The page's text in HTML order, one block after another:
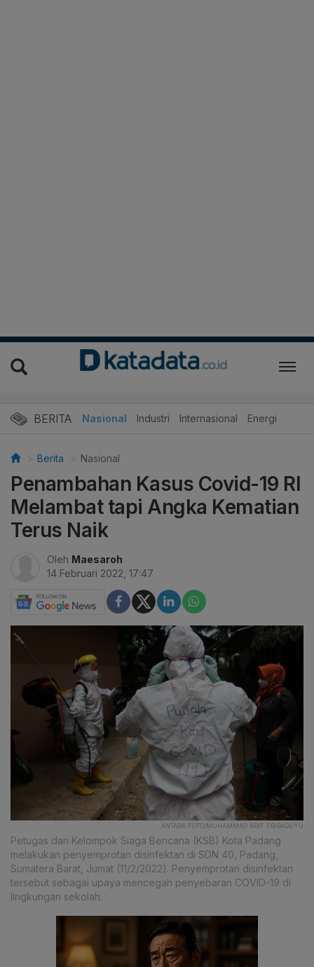
BERITA Nasional Industri Internasional Energi
Berita Nasional
Penambahan Kasus Covid-19 RI
Melambat tapi Angka Kematian
Terus Naik
Oleh Maesaroh
14 Februari 2022, 17:47
ANTARA FOTO/MUHAMMAD ARIF PRIBADI/YU
Petugas dari Kelompok Siaga Bencana (KSB) Kota Padang
melakukan penyemprotan disinfektan di SDN 40, Padang,
Sumatera Barat, Jumat (11/2/2022). Penyemprotan disinfektan
tersebut sebagai upaya mencegah penyebaran COVID-19 di
lingkungan sekolah.